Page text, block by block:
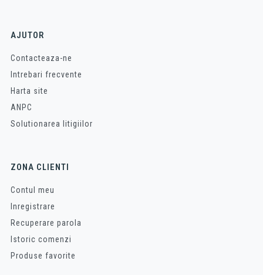
AJUTOR
Contacteaza-ne
Intrebari frecvente
Harta site
ANPC
Solutionarea litigiilor
ZONA CLIENTI
Contul meu
Inregistrare
Recuperare parola
Istoric comenzi
Produse favorite